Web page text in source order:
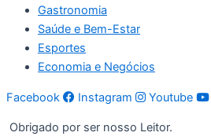
Gastronomia
Saúde e Bem-Estar
Esportes
Economia e Negócios
Facebook Instagram Youtube
Obrigado por ser nosso Leitor.